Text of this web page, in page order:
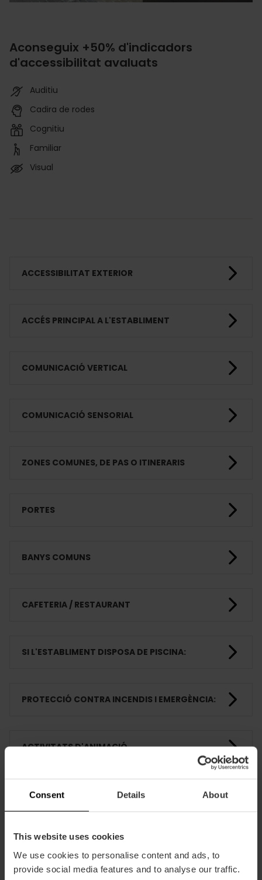
Consent Details About
This website uses cookies
We use cookies to personalise content and ads, to
provide social media features and to analyse our traffic.
Aconseguix +50% d'indicadors
d'accessibilitat avaluats
Auditiu
Cadira de rodes
Cognitiu
Familiar
Visual
ACCESSIBILITAT EXTERIOR
ACCÉS PRINCIPAL A L'ESTABLIMENT
COMUNICACIÓ VERTICAL
COMUNICACIÓ SENSORIAL
ZONES COMUNES, DE PAS O ITINERARIS
PORTES
BANYS COMUNS
CAFETERIA / RESTAURANT
SI L'ESTABLIMENT DISPOSA DE PISCINA:
PROTECCIÓ CONTRA INCENDIS I EMERGÈNCIA:
ACTIVITATS D'ANIMACIÓ
HABITACIONS
FORMACIÓ